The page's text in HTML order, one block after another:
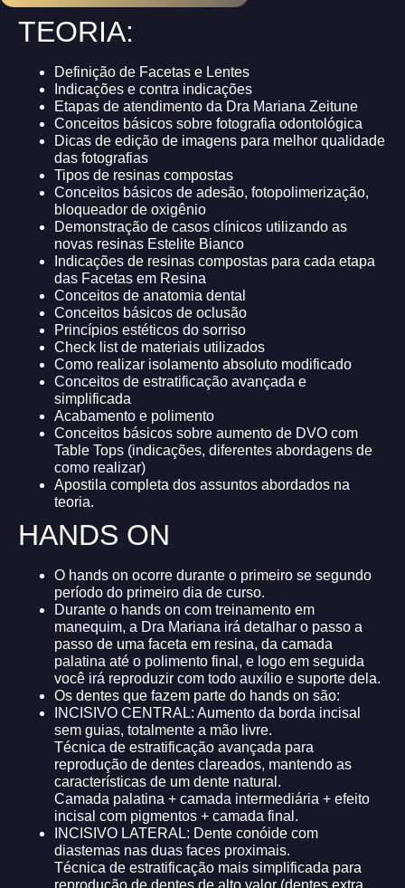
TEORIA:
Definição de Facetas e Lentes
Indicações e contra indicações
Etapas de atendimento da Dra Mariana Zeitune
Conceitos básicos sobre fotografia odontológica
Dicas de edição de imagens para melhor qualidade
das fotografias
Tipos de resinas compostas
Conceitos básicos de adesão, fotopolimerização,
bloqueador de oxigênio
Demonstração de casos clínicos utilizando as
novas resinas Estelite Bianco
Indicações de resinas compostas para cada etapa
das Facetas em Resina
Conceitos de anatomia dental
Conceitos básicos de oclusão
Princípios estéticos do sorriso
Check list de materiais utilizados
Como realizar isolamento absoluto modificado
Conceitos de estratificação avançada e
simplificada
Acabamento e polimento
Conceitos básicos sobre aumento de DVO com
Table Tops (indicações, diferentes abordagens de
como realizar)
Apostila completa dos assuntos abordados na
teoria.
HANDS ON
O hands on ocorre durante o primeiro se segundo
período do primeiro dia de curso.
Durante o hands on com treinamento em
manequim, a Dra Mariana irá detalhar o passo a
passo de uma faceta em resina, da camada
palatina até o polimento final, e logo em seguida
você irá reproduzir com todo auxílio e suporte dela.
Os dentes que fazem parte do hands on são:
INCISIVO CENTRAL: Aumento da borda incisal
sem guias, totalmente a mão livre.
Técnica de estratificação avançada para
reprodução de dentes clareados, mantendo as
características de um dente natural.
Camada palatina + camada intermediária + efeito
incisal com pigmentos + camada final.
INCISIVO LATERAL: Dente conóide com
diastemas nas duas faces proximais.
Técnica de estratificação mais simplificada para
reprodução de dentes de alto valor (dentes extra